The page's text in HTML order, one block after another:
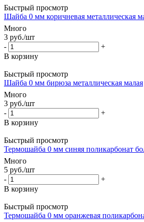
Быстрый просмотр
Шайба 0 мм коричневая металлическая
Много
3 руб./шт
-
+
В корзину
Быстрый просмотр
Шайба 0 мм бирюза металлическая малая
Много
3 руб./шт
-
+
В корзину
Быстрый просмотр
Термошайба 0 мм синяя поликарбонат
Много
5 руб./шт
-
+
В корзину
Быстрый просмотр
Термошайба 0 мм оранжевая